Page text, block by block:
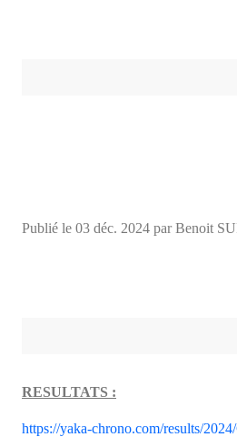
Publié le 03 déc. 2024 par Benoit
RESULTATS :
https://yaka-chrono.com/results/